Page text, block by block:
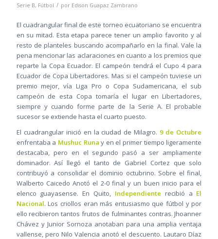
Serie B, Fútbol / por Edison Guapaz Zambrano
El cuadrangular final de este torneo ecuatoriano se encuentra
en su mitad. Esta etapa parece tener un amplio favorito y al
resto de planteles buscando acompañarlo en la final. Vale la
pena mencionar las aclaraciones en cuanto a los premios que
reparte la Copa Ecuador. El campeón tendrá el Cupo 4 para
Ecuador de Copa Libertadores. Mas si el campeón tuviese un
premio mejor, vía Liga Pro o Copa Sudamericana, el sub
campeón de esta Copa tomaría el lugar en Libertadores,
siempre y cuando forme parte de la Serie A. El probable
sucesor se extiende hasta el cuarto puesto.
El cuadrangular inició en la ciudad de Milagro. 9 de Octubre
enfrentaba a Mushuc Runa y en el primer tiempo ligeramente
destacaba, pero en el segundo pasó a ser ampliamente
dominador. Así llegó el tanto de Gabriel Cortez que solo
contribuyó a consolidar el dominio octubrino. Sobre el final,
Walberto Caicedo Anotó el 2-0 final y un buen inicio para el
elenco guayasense. En Quito, Independiente recibió a El
Nacional. Los criollos eran más entusiasmo que fútbol y por
ello recibieron tantos frutos de fulminantes contras. Jhoanner
Chávez y Junior Sornoza anotaban para una amplia ventaja
vallense, pero Nilo Valencia anotó el descuento. Lautaro Díaz